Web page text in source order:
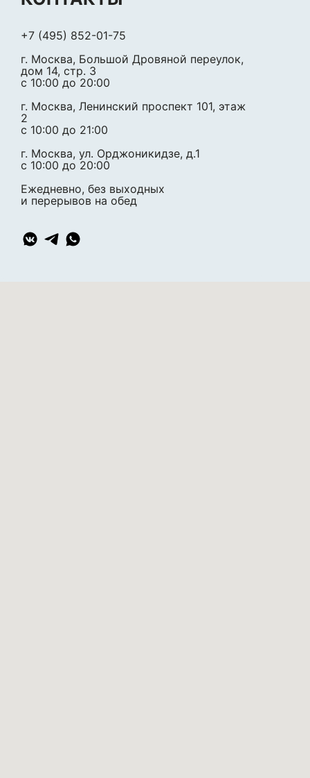
+7 (495) 852-01-75
г. Москва, Большой Дровяной переулок,
дом 14, стр. 3
c 10:00 до 20:00
г. Москва, Ленинский проспект 101, этаж
2
c 10:00 до 21:00
г. Москва, ул. Орджоникидзе, д.1
c 10:00 до 20:00
Ежедневно, без выходных
и перерывов на обед